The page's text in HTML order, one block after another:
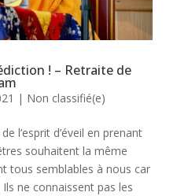
! – Retraite de
| Non classifié(e)
l’esprit d’éveil en prenant
souhaitent la même
tous semblables à nous car
ne connaissent pas les